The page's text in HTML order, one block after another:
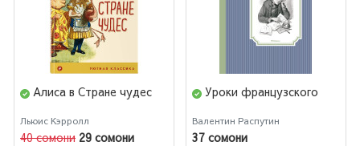
Алиса в Стране чудес
Льюис Кэрролл
40 сомони 29 сомони
Уроки французского
Валентин Распутин
37 сомони